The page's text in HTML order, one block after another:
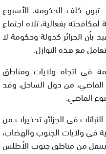
تبون كلف الحكومة، الأسبوع
لمكافحته بفعالية، تلاه اجتماع
الجزائر كدولة وحكومة لا
مع هذه النوازل.
في اتجاه ولايات ومناطق
في 25 من فبراير الماضي، من دول الساحل، وقد
الماضي.
في الجزائر، تحذيرات من
في ولايات الجنوب والهضاب،
يتنقل من مناطق جنوب الأطلس